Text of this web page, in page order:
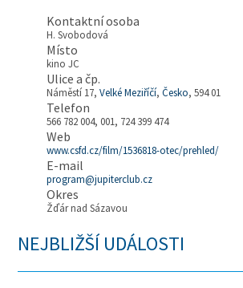
Kontaktní osoba
H. Svobodová
Místo
kino JC
Ulice a čp.
Náměstí 17,Velké Meziříčí,Česko, 594 01
Telefon
566 782 004, 001, 724 399 474
Web
www.csfd.cz/film/1536818-otec/prehled/
E-mail
program@jupiterclub.cz
Okres
Žďár nad Sázavou
NEJBLIŽŠÍ UDÁLOSTI